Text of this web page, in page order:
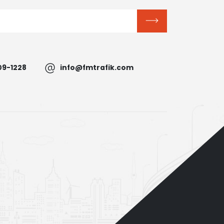
1228 info@fmtrafik.com